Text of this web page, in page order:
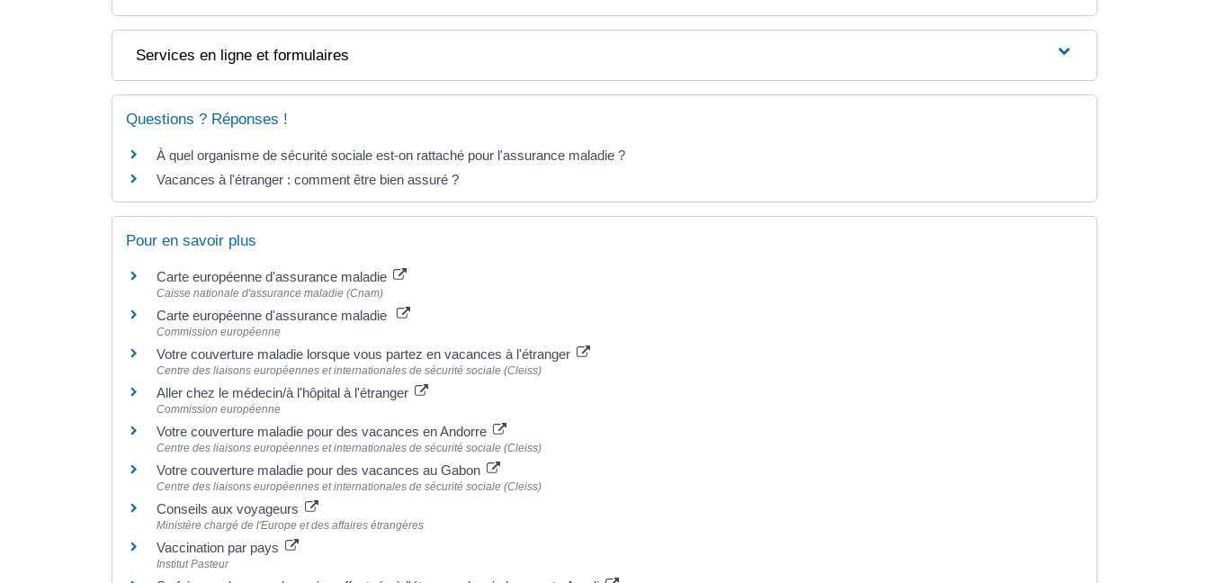
Services en ligne et formulaires
Questions ? Réponses !
À quel organisme de sécurité sociale est-on rattaché pour l'assurance maladie ?
Vacances à l'étranger : comment être bien assuré ?
Pour en savoir plus
Carte européenne d'assurance maladie
Caisse nationale d'assurance maladie (Cnam)
Carte européenne d'assurance maladie
Commission européenne
Votre couverture maladie lorsque vous partez en vacances à l'étranger
Centre des liaisons européennes et internationales de sécurité sociale (Cleiss)
Aller chez le médecin/à l'hôpital à l'étranger
Commission européenne
Votre couverture maladie pour des vacances en Andorre
Centre des liaisons européennes et internationales de sécurité sociale (Cleiss)
Votre couverture maladie pour des vacances au Gabon
Centre des liaisons européennes et internationales de sécurité sociale (Cleiss)
Conseils aux voyageurs
Ministère chargé de l'Europe et des affaires étrangères
Vaccination par pays
Institut Pasteur